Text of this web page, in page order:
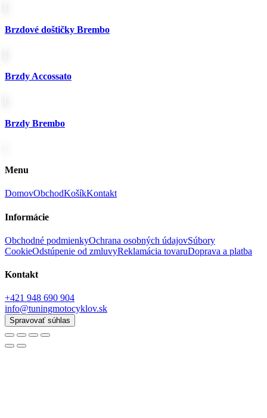
Brzdové doštičky Brembo
Brzdy Accossato
Brzdy Brembo
Menu
DomovObchodKošíkKontakt
Informácie
Obchodné podmienkyOchrana osobných údajovSúbory
CookieOdstúpenie od zmluvyReklamácia tovaruDoprava a platba
Kontakt
+421 948 690 904
info@tuningmotocyklov.sk
Spravovať súhlas